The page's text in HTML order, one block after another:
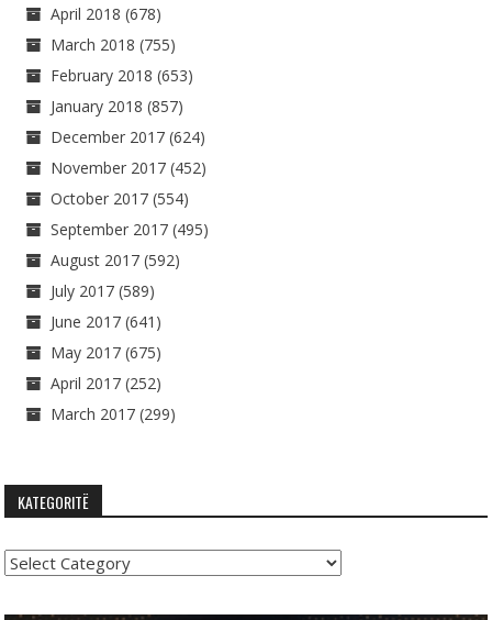
April 2018 (678)
March 2018 (755)
February 2018 (653)
January 2018 (857)
December 2017 (624)
November 2017 (452)
October 2017 (554)
September 2017 (495)
August 2017 (592)
July 2017 (589)
June 2017 (641)
May 2017 (675)
April 2017 (252)
March 2017 (299)
KATEGORITË
Kategoritë